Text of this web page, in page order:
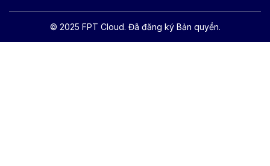
© 2025 FPT Cloud. Đã đăng ký Bản quyền.